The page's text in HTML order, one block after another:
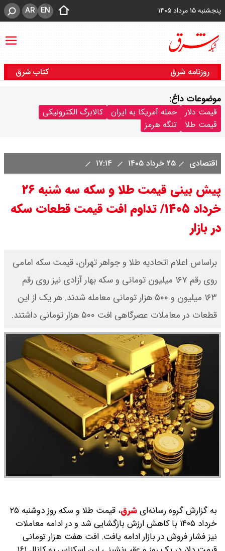
پنجشنبه ۱۵ مرداد ۱۴۰۵ EN
AR
روزنامه شرق کتاب شرق
موضوعات داغ:
قیمت دلار حمله آمریکا به ایران
کالابرگ الکترونیکی
قیمت طلا
تنگه هرمز
اقتصادی ۲۵ خرداد ۱۴۰۵
پیش بینی قیمت طلا و سکه سه شنبه ۲۶
خرداد ۱۴۰۵/ تداوم افت قیمت قطعات سکه
در بازار
براساس اعلام اتحادیه طلا و جواهر تهران، قیمت سکه امامی
روی رقم ۱۶۷ میلیون تومانی و سکه بهار آزادی نیز روی رقم
۱۶۳ میلیون و ۵۰۰ هزار تومانی معامله شدند. هر یک از این
قطعات در معاملات عصرگاهی افت ۵۰۰ هزار تومانی داشتند.
به گزارش گروه رسانه‌ایشرق،
قیمت طلا و سکه روز دوشنبه ۲۵
خرداد ۱۴۰۵ با کاهش ارزش بازگشایی شد و در ادامه معاملات
نیز فشار فروش در بازار ادامه یافت. افت هفت هزار تومانی